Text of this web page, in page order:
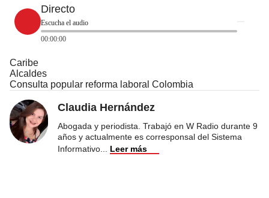
Directo
Escucha el audio
00:00:00
Caribe
Alcaldes
Consulta popular reforma laboral Colombia
Claudia Hernández
Abogada y periodista. Trabajó en W Radio durante 9
años y actualmente es corresponsal del Sistema
Informativo
Leer más